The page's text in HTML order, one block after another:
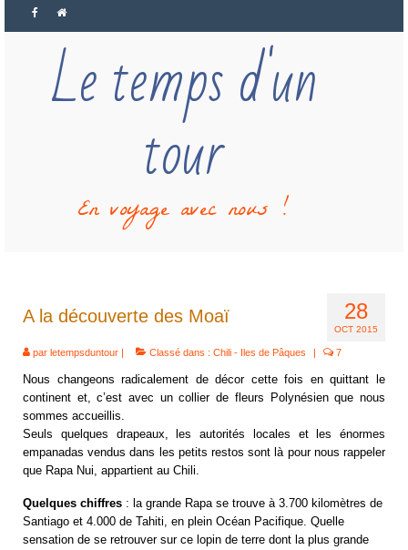
Le temps d'un
tour
En voyage avec nous !
28
OCT 2015
A la découverte des Moaï
par letempsduntour | Classé dans : Chili - Iles de Pâques | 7
Nous changeons radicalement de décor cette fois en quittant le
continent et, c’est avec un collier de fleurs Polynésien que nous
sommes accueillis.
Seuls quelques drapeaux, les autorités locales et les énormes
empanadas vendus dans les petits restos sont là pour nous rappeler
que Rapa Nui, appartient au Chili.
Quelques chiffres : la grande Rapa se trouve à 3.700 kilomètres de
Santiago et 4.000 de Tahiti, en plein Océan Pacifique. Quelle
sensation de se retrouver sur ce lopin de terre dont la plus grande